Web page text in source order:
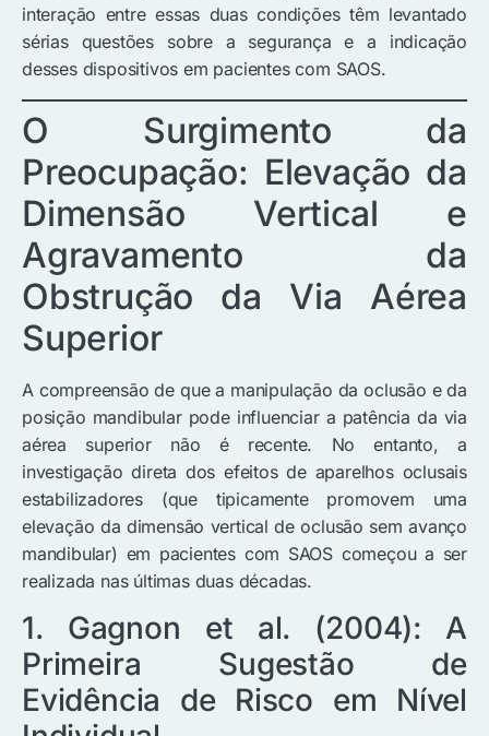
interação entre essas duas condições têm levantado
sérias questões sobre a segurança e a indicação
desses dispositivos em pacientes com SAOS.
O Surgimento da
Preocupação: Elevação da
Dimensão Vertical e
Agravamento da
Obstrução da Via Aérea
Superior
A compreensão de que a manipulação da oclusão e da
posição mandibular pode influenciar a patência da via
aérea superior não é recente. No entanto, a
investigação direta dos efeitos de aparelhos oclusais
estabilizadores (que tipicamente promovem uma
elevação da dimensão vertical de oclusão sem avanço
mandibular) em pacientes com SAOS começou a ser
realizada nas últimas duas décadas.
1. Gagnon et al. (2004): A
Primeira Sugestão de
Evidência de Risco em Nível